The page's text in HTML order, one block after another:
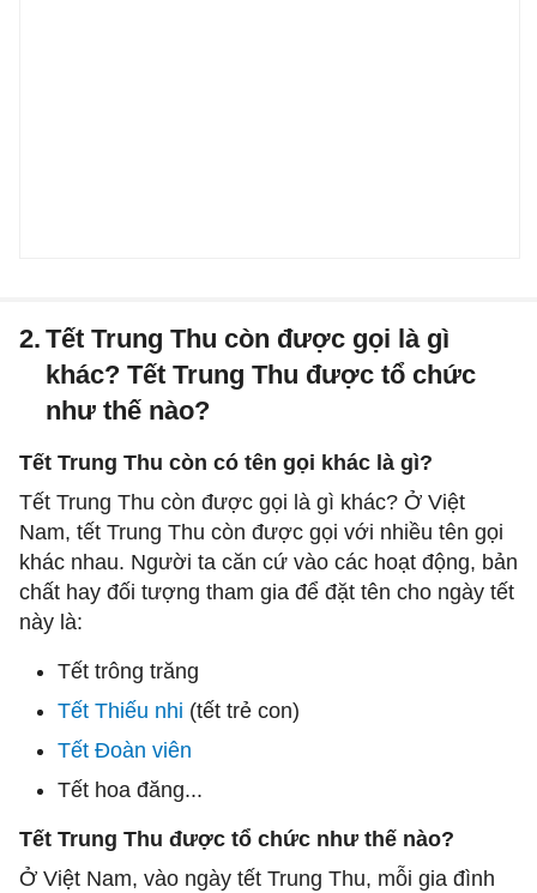
Tết Trung Thu còn được gọi là gì
khác? Tết Trung Thu được tổ chức
như thế nào?
2.
Tết Trung Thu còn có tên gọi khác là gì?
Tết Trung Thu còn được gọi là gì khác? Ở Việt
Nam, tết Trung Thu còn được gọi với nhiều tên gọi
khác nhau. Người ta căn cứ vào các hoạt động, bản
chất hay đối tượng tham gia để đặt tên cho ngày tết
này là:
Tết trông trăng
Tết Thiếu nhi (tết trẻ con)
Tết Đoàn viên
Tết hoa đăng...
Tết Trung Thu được tổ chức như thế nào?
Ở Việt Nam, vào ngày tết Trung Thu, mỗi gia đình